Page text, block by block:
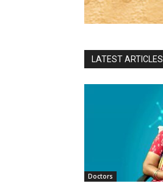
LATEST ARTICLES
Doctors